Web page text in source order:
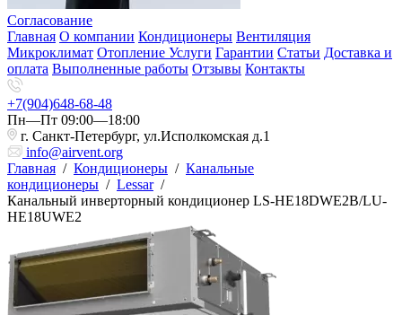
Согласование
Главная О компании Кондиционеры Вентиляция
Микроклимат Отопление Услуги Гарантии Статьи Доставка и
оплата Выполненные работы Отзывы Контакты
+7(904)648-68-48
Пн—Пт 09:00—18:00
г. Санкт-Петербург, ул.Исполкомская д.1
info@airvent.org
Главная / Кондиционеры / Канальные
кондиционеры / Lessar/
Канальный инверторный кондиционер LS-HE18DWE2B/LU-
HE18UWE2